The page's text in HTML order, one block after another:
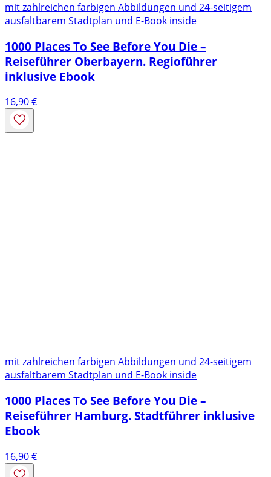
mit zahlreichen farbigen Abbildungen und 24-seitigem
ausfaltbarem Stadtplan und E-Book inside
1000 Places To See Before You Die –
Reiseführer Oberbayern. Regioführer
inklusive Ebook
16,90€
mit zahlreichen farbigen Abbildungen und 24-seitigem
ausfaltbarem Stadtplan und E-Book inside
1000 Places To See Before You Die –
Reiseführer Hamburg. Stadtführer inklusive
Ebook
16,90€